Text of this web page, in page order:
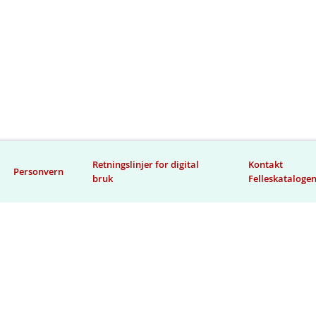
Personvern
Retningslinjer for digital
bruk
Kontakt
Felleskatalogen